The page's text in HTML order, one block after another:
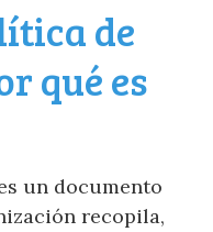
de
qué es
un documento
recopila,